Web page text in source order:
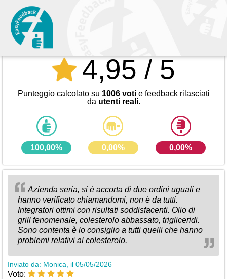
Premiato con il certificato d'oro di approvazione EasyFeedback
4,95 / 5
Punteggio calcolato su 1006 votie feedback rilasciati
da utenti reali.
100,00% 0,00% 0,00%
Azienda seria, si è accorta di due ordini uguali e
hanno verificato chiamandomi, non è da tutti.
Integratori ottimi con risultati soddisfacenti. Olio di
grill fenomenale, colesterolo abbassato, trigliceridi.
Sono contenta è lo consiglio a tutti quelli che hanno
problemi relativi al colesterolo.
Inviato da: Monica, il 05/05/2026
Voto: